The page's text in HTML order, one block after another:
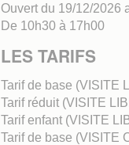
Ouvert du 19/12/2026
De 10h30 à 17h00
LES TARIFS
Tarif de base (VISITE
Tarif réduit (VISITE
Tarif enfant (VISITE
Tarif de base (VISITE